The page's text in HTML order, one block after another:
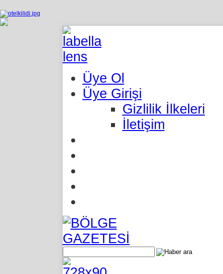
Üye Ol
Üye Girişi
Gizlilik İlkeleri
İletişim